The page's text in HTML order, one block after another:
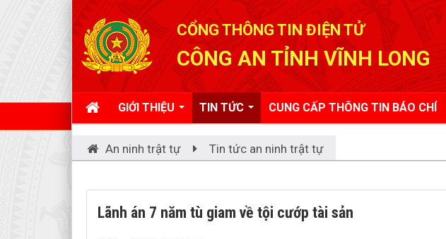
CỔNG THÔNG TIN ĐIỆN TỬ
CÔNG AN TỈNH VĨNH LONG
GIỚI THIỆU TIN TỨC CUNG CẤP THÔNG TIN BÁO CHÍ
An ninh trật tự Tin tức an ninh trật tự
Lãnh án 7 năm tù giam về tội cướp tài sản